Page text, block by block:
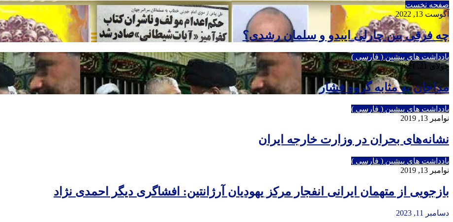
صفحه نخست
آگوست 13, 2022
چه فرقی بین چارلی ایبدو و سلمان رشدی؟
یادداشت های پیشین ( فارسی )
جولای 21, 2021
مداحان به مثابه گروه فشار
یادداشت های پیشین ( فارسی )
نوامبر 13, 2019
نشانه‌های بحران در وزارت خارجه ایران
یادداشت های پیشین ( فارسی )
نوامبر 13, 2019
بازجویی از متهمان ایرانی انفجار مرکز یهودیان آرژانتین: افشاگری دیگر احمدی نژاد
دسامبر 11, 2023